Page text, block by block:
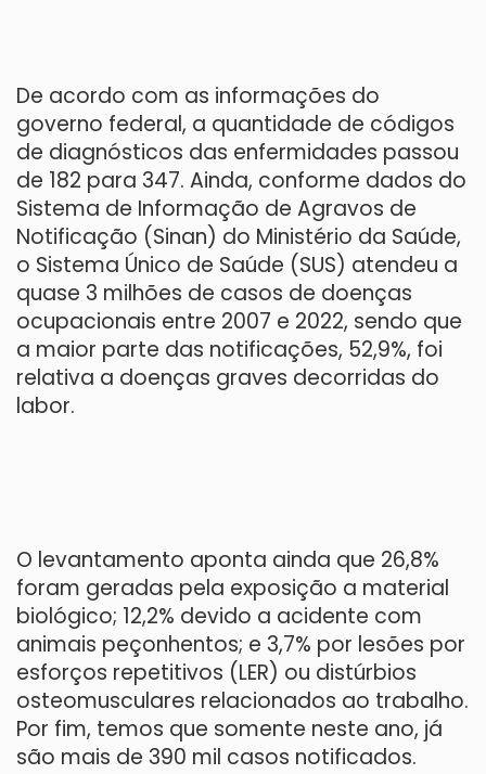
De acordo com as informações do
governo federal, a quantidade de códigos
de diagnósticos das enfermidades passou
de 182 para 347. Ainda, conforme dados do
Sistema de Informação de Agravos de
Notificação (Sinan) do Ministério da Saúde,
o Sistema Único de Saúde (SUS) atendeu a
quase 3 milhões de casos de doenças
ocupacionais entre 2007 e 2022, sendo que
a maior parte das notificações, 52,9%, foi
relativa a doenças graves decorridas do
labor.
O levantamento aponta ainda que 26,8%
foram geradas pela exposição a material
biológico; 12,2% devido a acidente com
animais peçonhentos; e 3,7% por lesões por
esforços repetitivos (LER) ou distúrbios
osteomusculares relacionados ao trabalho.
Por fim, temos que somente neste ano, já
são mais de 390 mil casos notificados.